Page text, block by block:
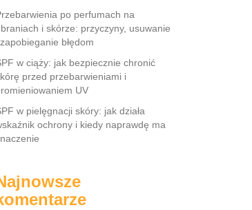
po perfumach na
i skórze: przyczyny, usuwanie
błędom
w ciąży: jak bezpiecznie chronić
przed przebarwieniami i
UV
w pielęgnacji skóry: jak działa
ochrony i kiedy naprawdę ma